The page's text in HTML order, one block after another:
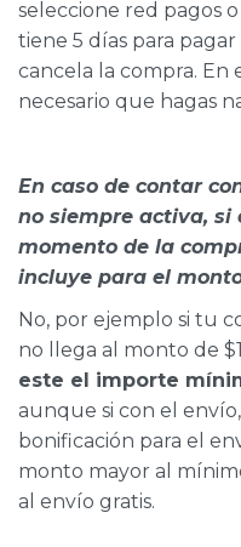
seleccione red pagos
tiene 5 días para
cancela la compra. En
necesario que hagas
En caso de contar
no siempre activa,
momento de la
incluye para el
No, por ejemplo si tu
no llega al monto de
este el importe
aunque si con el
bonificación para el
monto mayor al
al envío gratis.